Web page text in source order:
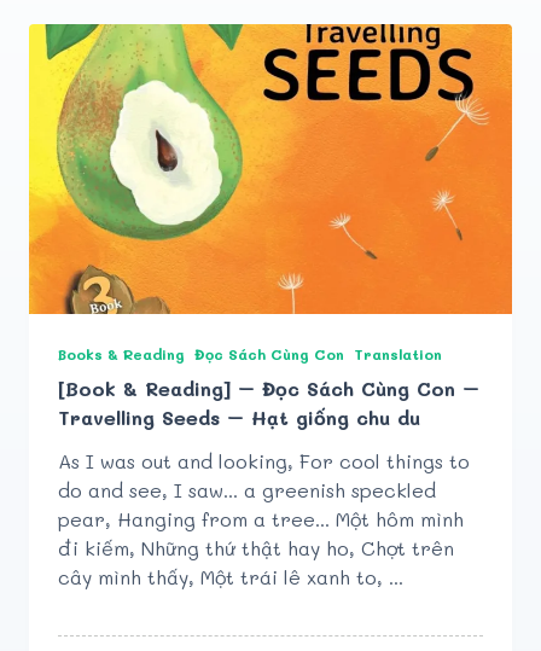
Books & Reading Đọc Sách Cùng Con Translation
[Book & Reading] – Đọc Sách Cùng Con –
Travelling Seeds – Hạt giống chu du
As I was out and looking, For cool things to
do and see, I saw... a greenish speckled
pear, Hanging from a tree... Một hôm mình
đi kiếm, Những thứ thật hay ho, Chợt trên
cây mình thấy, Một trái lê xanh to, ...